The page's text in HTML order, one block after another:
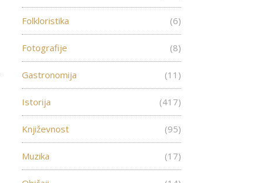
Folkloristika (6)
Fotografije (8)
Gastronomija (11)
Istorija (417)
Književnost (95)
Muzika (17)